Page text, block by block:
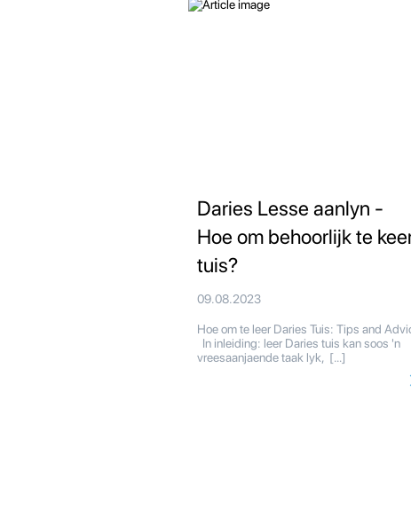
Daries Lesse aanlyn -
Hoe om behoorlijk te
tuis?
09.08.2023
Hoe om te leer Daries Tuis: Tips and
In inleiding: leer Daries tuis kan soos 'n
vreesaanjaende taak lyk, […]